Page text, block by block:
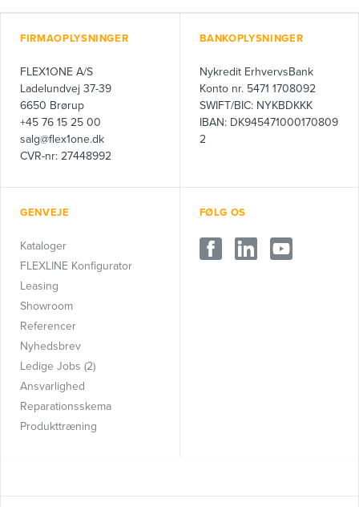
FIRMAOPLYSNINGER
FLEX1ONE A/S
Ladelundvej 37-39
6650 Brørup
+45 76 15 25 00
salg@flex1one.dk
CVR-nr: 27448992
BANKOPLYSNINGER
Nykredit ErhvervsBank
Konto nr. 5471 1708092
SWIFT/BIC: NYKBDKKK
IBAN: DK945471000170809
2
GENVEJE
Kataloger
FLEXLINE Konfigurator
Leasing
Showroom
Referencer
Nyhedsbrev
Ledige Jobs (2)
Ansvarlighed
Reparationsskema
Produkttræning
FØLG OS